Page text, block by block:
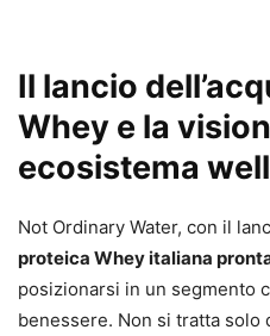
Il lancio
Whey e la
ecosistema
Not Ordinary Water, con il
proteica Whey italiana
posizionarsi in un segmento
benessere. Non si tratta